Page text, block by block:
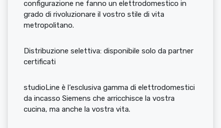
configurazione ne fanno un elettrodomestico in
grado di rivoluzionare il vostro stile di vita
metropolitano.
Distribuzione selettiva: disponibile solo da partner
certificati
studioLine è l‘esclusiva gamma di elettrodomestici
da incasso Siemens che arricchisce la vostra
cucina, ma anche la vostra vita.